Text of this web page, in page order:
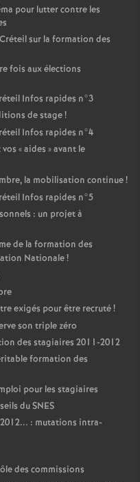
pour lutter contre les
sur la formation des
fois aux élections
Infos rapides n°3
de stage!
Infos rapides n°4
«aides » avant le
la mobilisation continue!
Infos rapides n°5
: un projet à
de la formation des
Nationale!
exigés pour être recruté!
son triple zéro
des stagiaires 2011-2012
formation des
pour les stagiaires
duSNES
: mutations intra-
des commissions